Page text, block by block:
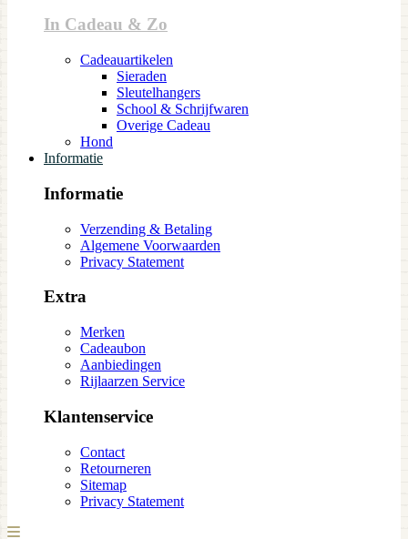
In Cadeau & Zo
Cadeauartikelen
Sieraden
Sleutelhangers
School & Schrijfwaren
Overige Cadeau
Hond
Informatie
Informatie
Verzending & Betaling
Algemene Voorwaarden
Privacy Statement
Extra
Merken
Cadeaubon
Aanbiedingen
Rijlaarzen Service
Klantenservice
Contact
Retourneren
Sitemap
Privacy Statement